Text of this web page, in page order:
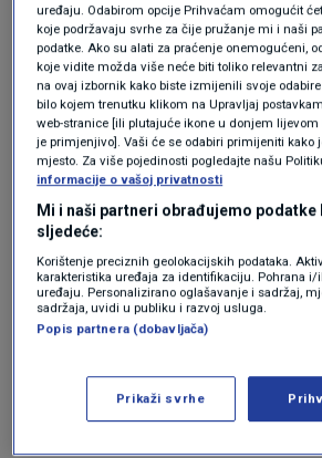
Kit je odlutao daleko od svog prirodnog
bijele beluge obično žive u Arktičkom i
oceanima, iako je poznato da ponekad
i mogu kratko vrijeme preživjeti u
Krajem svibnja, mlada ženka orka koja
metkom u glavu te je zalutala u Seineu
Shepherd obećala je 10.000 eura za
u orku.
Nije donesena odluka o tome kako
rekla je Dorliat-Pouzet.
uređaju. Odabirom opcije Prihvaćam omogućit
koje podržavaju svrhe za čije pružanje mi i naši
podatke. Ako su alati za praćenje onemogućeni,
koje vidite možda više neće biti toliko relevantni
na ovaj izbornik kako biste izmijenili svoje
bilo kojem trenutku klikom na Upravljaj
web-stranice [ili plutajuće ikone u donjem lijevom
je primjenjivo]. Vaši će se odabiri primijeniti kako
mjesto. Za više pojedinosti pogledajte našu
informacije o vašoj privatnosti
Mi i naši partneri obrađujemo
sljedeće:
Korištenje preciznih geolokacijskih podataka.
karakteristika uređaja za identifikaciju. Pohrana
uređaju. Personalizirano oglašavanje i sadržaj,
sadržaja, uvidi u publiku i razvoj usluga.
Popis partnera (dobavljača)
Prikaži svrhe